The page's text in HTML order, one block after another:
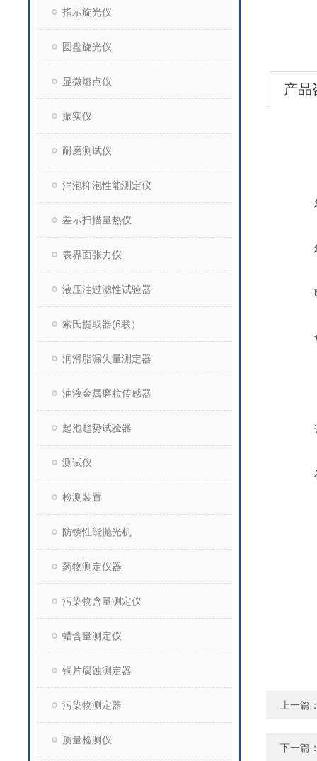
指示旋光仪
圆盘旋光仪
显微熔点仪
振实仪
耐磨测试仪
消泡抑泡性能测定仪
差示扫描量热仪
表界面张力仪
液压油过滤性试验器
索氏提取器(6联）
润滑脂漏失量测定器
油液金属磨粒传感器
起泡趋势试验器
测试仪
检测装置
防锈性能抛光机
药物测定仪器
污染物含量测定仪
蜡含量测定仪
铜片腐蚀测定器
污染物测定器
质量检测仪
产品
上一篇
下一篇